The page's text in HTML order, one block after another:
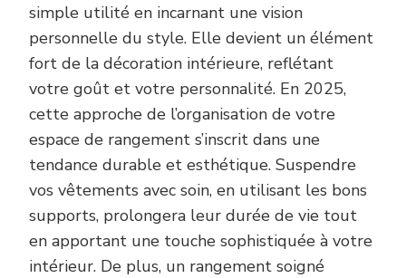
simple utilité en incarnant une vision
personnelle du style. Elle devient un élément
fort de la décoration intérieure, reflétant
votre goût et votre personnalité. En 2025,
cette approche de l’organisation de votre
espace de rangement s’inscrit dans une
tendance durable et esthétique. Suspendre
vos vêtements avec soin, en utilisant les bons
supports, prolongera leur durée de vie tout
en apportant une touche sophistiquée à votre
intérieur. De plus, un rangement soigné